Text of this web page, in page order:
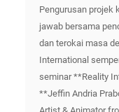
Pengurusan projek
jawab bersama
dan terokai masa
International
seminar **Reality
**Jeffin Andria